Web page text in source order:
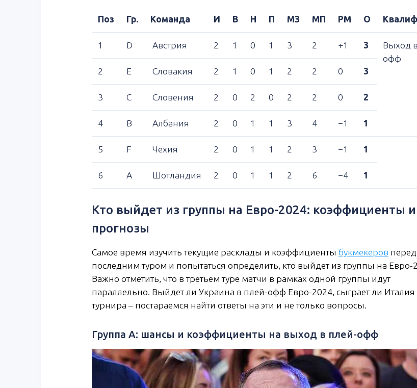
Поз Гр. Команда И В Н П МЗ МП РМ О
1 D Австрия 2 1 0 1 3 2 +1 3
Выход
офф
2
E Словакия 2 1 0 1 2 2 0 3
3 C Словения 2 0 2 0 2 2 0 2
4 B Албания 2 0 1 1 3 4 −1 1
5 F Чехия 2 0 1 1 2 3 −1 1
6 A Шотландия 2 0 1 1 2 6 −4 1
Кто выйдет из группы на Евро-2024: коэффициенты и
прогнозы
Самое время изучить текущие расклады и коэффициенты букмекеров перед
последним туром и попытаться определить, кто выйдет из группы на Евро-
Важно отметить, что в третьем туре матчи в рамках одной группы идут
параллельно. Выйдет ли Украина в плей-офф Евро-2024, сыграет ли Италия
турнира – постараемся найти ответы на эти и не только вопросы.
Группа A: шансы и коэффициенты на выход в плей-офф